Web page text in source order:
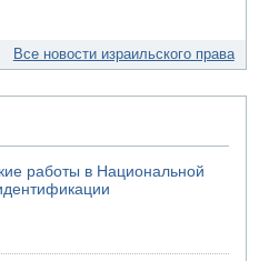
Все новости израильского права
работы в Национальной